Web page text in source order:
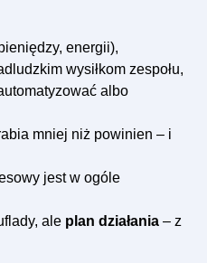
energii),
wysiłkom zespołu,
albo
mniej niż powinien – i
jest w ogóle
ale plan działania – z